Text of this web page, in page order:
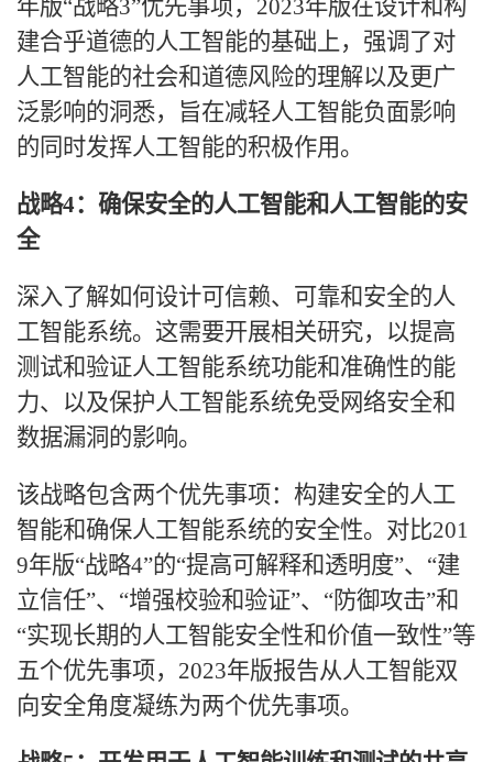
年版“战略3”优先事项，2023年版在设计和构
建合乎道德的人工智能的基础上，强调了对
人工智能的社会和道德风险的理解以及更广
泛影响的洞悉，旨在减轻人工智能负面影响
的同时发挥人工智能的积极作用。
战略4：确保安全的人工智能和人工智能的安
全
深入了解如何设计可信赖、可靠和安全的人
工智能系统。这需要开展相关研究，以提高
测试和验证人工智能系统功能和准确性的能
力、以及保护人工智能系统免受网络安全和
数据漏洞的影响。
该战略包含两个优先事项：构建安全的人工
智能和确保人工智能系统的安全性。对比201
9年版“战略4”的“提高可解释和透明度”、“建
立信任”、“增强校验和验证”、“防御攻击”和
“实现长期的人工智能安全性和价值一致性”等
五个优先事项，2023年版报告从人工智能双
向安全角度凝练为两个优先事项。